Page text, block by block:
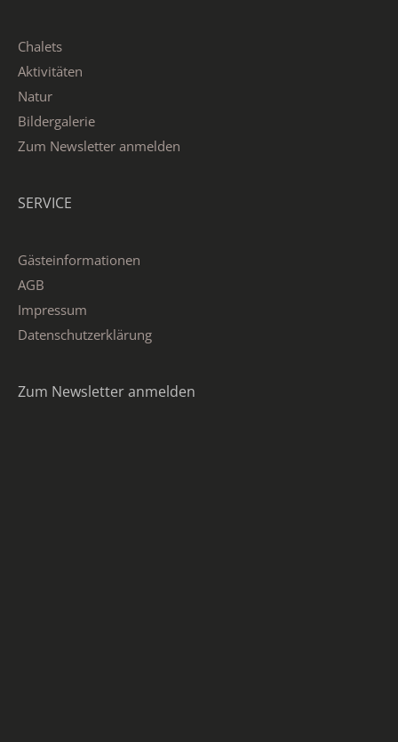
Chalets
Aktivitäten
Natur
Bildergalerie
Zum Newsletter anmelden
SERVICE
Gästeinformationen
AGB
Impressum
Datenschutzerklärung
Zum Newsletter anmelden